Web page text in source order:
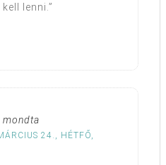
lenni.”
mondta
24., HÉTFŐ,